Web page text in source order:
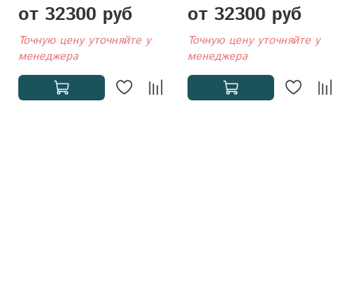
от 32300 руб
Точную цену уточняйте у
менеджера
от 32300 руб
Точную цену уточняйте у
менеджера